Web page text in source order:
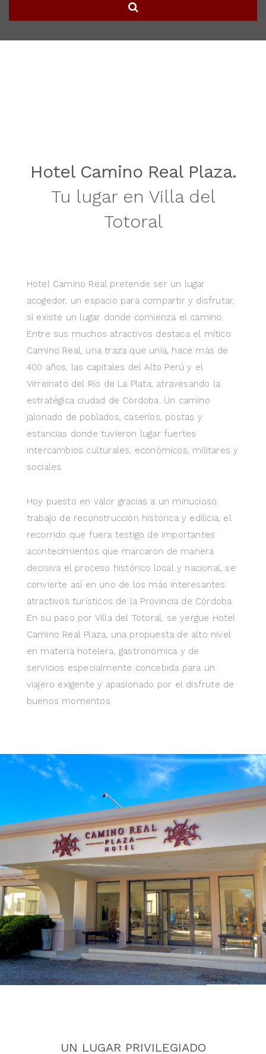
Hotel Camino Real Plaza.
Tu lugar en Villa del
Totoral
Hotel Camino Real pretende ser un lugar
acogedor, un espacio para compartir y disfrutar,
si existe un lugar donde comienza el camino.
Entre sus muchos atractivos destaca el mítico
Camino Real, una traza que unía, hace más de
400 años, las capitales del Alto Perú y el
Virreinato del Río de La Plata, atravesando la
estratégica ciudad de Córdoba. Un camino
jalonado de poblados, caseríos, postas y
estancias donde tuvieron lugar fuertes
intercambios culturales, económicos, militares y
sociales.
Hoy puesto en valor gracias a un minucioso
trabajo de reconstrucción histórica y edilicia, el
recorrido que fuera testigo de importantes
acontecimientos que marcaron de manera
decisiva el proceso histórico local y nacional, se
convierte así en uno de los más interesantes
atractivos turísticos de la Provincia de Córdoba.
En su paso por Villa del Totoral, se yergue Hotel
Camino Real Plaza, una propuesta de alto nivel
en materia hotelera, gastronómica y de
servicios especialmente concebida para un
viajero exigente y apasionado por el disfrute de
buenos momentos.
UN LUGAR PRIVILEGIADO